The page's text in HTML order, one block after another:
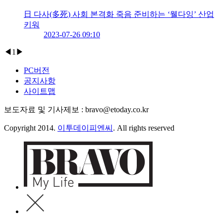
日 다사(多死) 사회 본격화 죽음 준비하는 ‘웰다잉’ 산업
키워
2023-07-26 09:10
◀ 1 ▶
PC버전
공지사항
사이트맵
보도자료 및 기사제보 : bravo@etoday.co.kr
Copyright 2014. 이투데이피엔씨 . All rights reserved